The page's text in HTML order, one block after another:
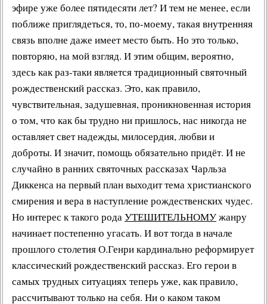
эфире уже более пятидесяти лет? И тем не менее, если
поближе приглядеться, то, по-моему, такая внутренняя
связь вполне даже имеет место быть. Но это только,
повторяю, на мой взгляд. И этим общим, вероятно,
здесь как раз-таки являетсятрадиционный святочный
рождественский рассказ. Это, как правило,
чувствительная, задушевная,проникновенная история
о том, что как бы трудно ни пришлось, нас никогда не
оставляет свет надежды, милосердия, любви и
доброты. И значит, помощь обязательно придёт. И не
случайно в раннихсвяточных рассказах Чарльза
Диккенсана первый план выходит тема христианского
смирения и вера в наступление рождественских чудес.
Но интерес к такого родаУТЕШИТЕЛЬНОМУжанру
начинает постепенно угасать. И вот тогда в начале
прошлого столетия О.Генри кардинально реформирует
классический рождественский рассказ. Его герои в
самых трудных ситуациях теперь уже, как правило,
рассчитывают только на себя. Ни о каком таком